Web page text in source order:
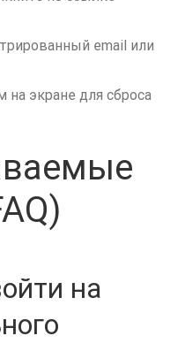
email или
на экране для сброса
на